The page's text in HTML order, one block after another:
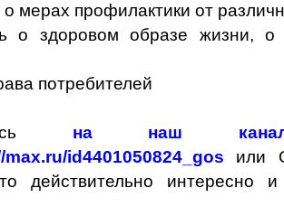
о мерах профилактики от
о здоровом образе жизни, о
потребителей
на наш
max.ru/id4401050824_gos
или
действительно интересно